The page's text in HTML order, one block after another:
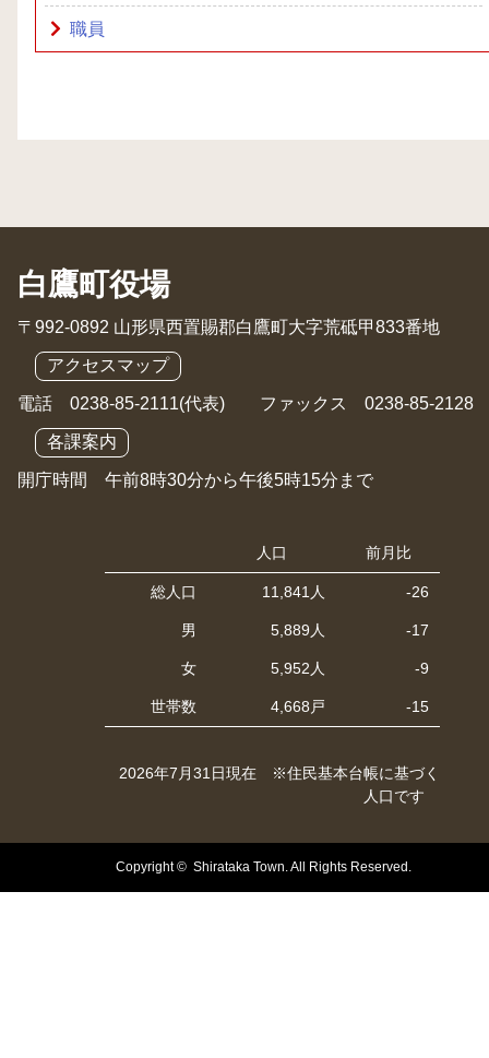
職員
白鷹町役場
〒992-0892 山形県西置賜郡白鷹町大字荒砥甲833番地
アクセスマップ
電話 0238-85-2111(代表) ファックス 0238-85-2128
各課案内
開庁時間 午前8時30分から午後5時15分まで
人口 前月比
総人口 11,841人 -26
男 5,889人 -17
女 5,952人 -9
世帯数 4,668戸 -15
2026年7月31日現在 ※住民基本台帳に基づく
人口です
Copyright © Shirataka Town. All Rights Reserved.